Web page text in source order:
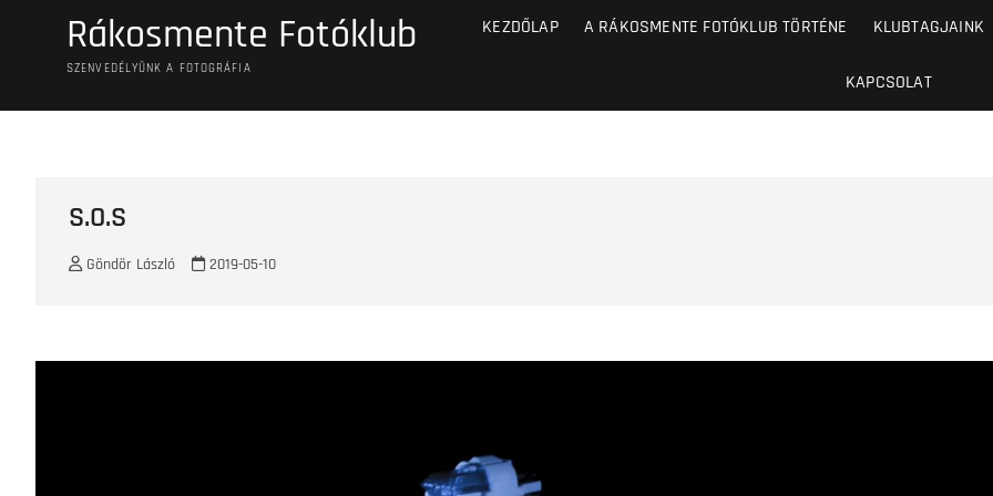
Rákosmente Fotóklub
SZENVEDÉLYÜNK A FOTOGRÁFIA
KEZDŐLAP A RÁKOSMENTE FOTÓKLUB TÖRTÉNE KLUBTAGJAINK
KAPCSOLAT
S.O.S
Göndör László 2019-05-10